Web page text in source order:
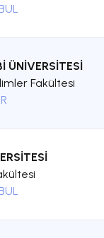
ÜNİVERSİTESİ
Fakültesi